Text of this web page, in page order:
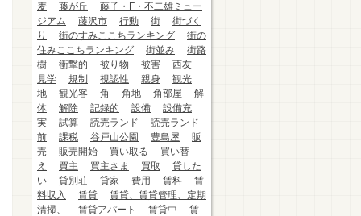
麦
藤が丘
藤子・F・不二雄ミュー
ジアム
藤沢市 行動 街
街づく
り
街のすみここちランキング
街の
住みここちランキング
街並み
街路
樹
衝撃的 被り物 被害
西友
見学
規制 視認性 親身
観光
地
観光客 角 角地 角部屋
解
体
解除 記録的 設備
設備充
実
試算 読売ランド
読売ランド
前
課税 谷戸山公園 豊島屋
販
売
販売開始 買い取る
買い替
え
買主 買主さま 買取
貸した
い
貸別荘 貸家 費用 賃料
賃
料収入
賃貸
賃貸、賃貸管理、定期
清掃、
賃貸アパート 賃貸中
賃